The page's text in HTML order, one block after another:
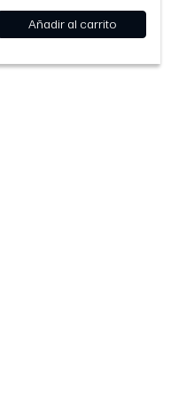
Añadir al carrito